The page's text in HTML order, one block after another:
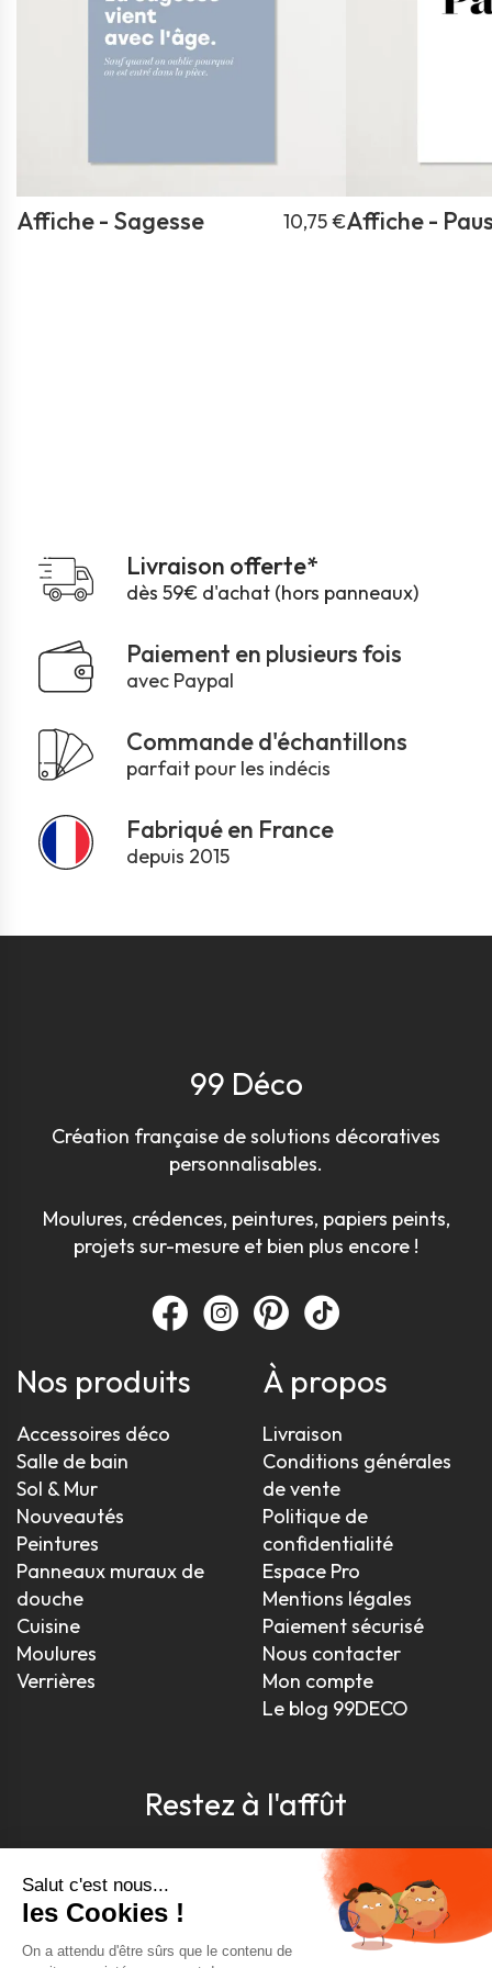
Affiche - Sagesse 10,75 €Affiche -
Livraison offerte*
dès 59€ d'achat (hors panneaux)
Paiement en plusieurs fois
avec Paypal
Commande d'échantillons
parfait pour les indécis
Fabriqué en France
depuis 2015
99 Déco
Création française de solutions décoratives
personnalisables.
Moulures, crédences, peintures, papiers peints,
projets sur-mesure et bien plus encore !
Nos produits
Accessoires déco
Salle de bain
Sol & Mur
Nouveautés
Peintures
Panneaux muraux de
douche
Cuisine
Moulures
Verrières
À propos
Livraison
Conditions générales
de vente
Politique de
confidentialité
Espace Pro
Mentions légales
Paiement sécurisé
Nous contacter
Mon compte
Le blog 99DECO
Restez à l'affût
Pour être toujours au courant, inscrivez-vous à
notre newsletter